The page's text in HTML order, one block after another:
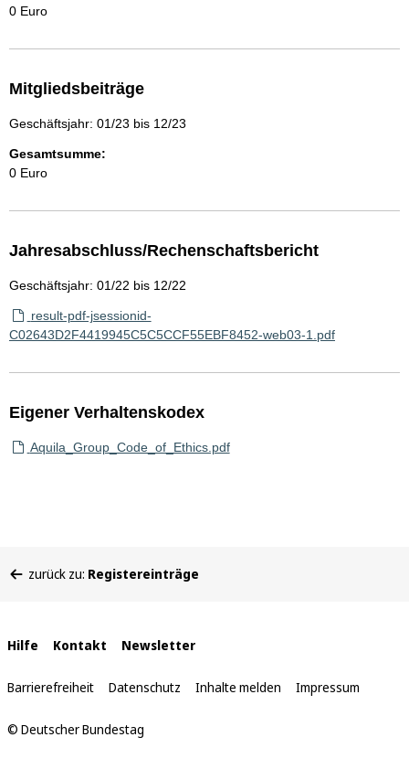
0 Euro
Mitgliedsbeiträge
Geschäftsjahr: 01/23 bis 12/23
Gesamtsumme:
0 Euro
Jahresabschluss/Rechenschaftsbericht
Geschäftsjahr: 01/22 bis 12/22
result-pdf-jsessionid-
C02643D2F4419945C5C5CCF55EBF8452-web03-1.pdf
Eigener Verhaltenskodex
Aquila_Group_Code_of_Ethics.pdf
befinden
zurück zu: Registereinträge
Interne
Links
Hilfe Kontakt Newsletter
Barrierefreiheit Datenschutz Inhalte melden Impressum
© Deutscher Bundestag